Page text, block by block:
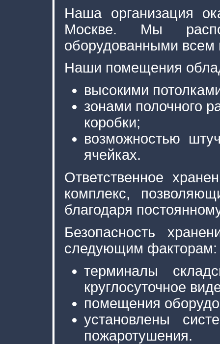
Наша организация
Москве. Мы
оборудованными всем
Наши помещения
высокими
зонами полочного
коробки;
возможностью
ячейках.
Ответственное
комплекс,
благодаря
Безопасность
следующим факторам:
терминалы
круглосуточное
помещения
установлены
пожаротушения.